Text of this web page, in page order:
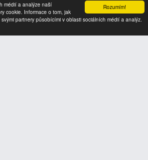
Rozumím!
médií a analýze naší
cookie. Informace o tom, jak
partnery působícími v oblasti sociálních médií a analýz.